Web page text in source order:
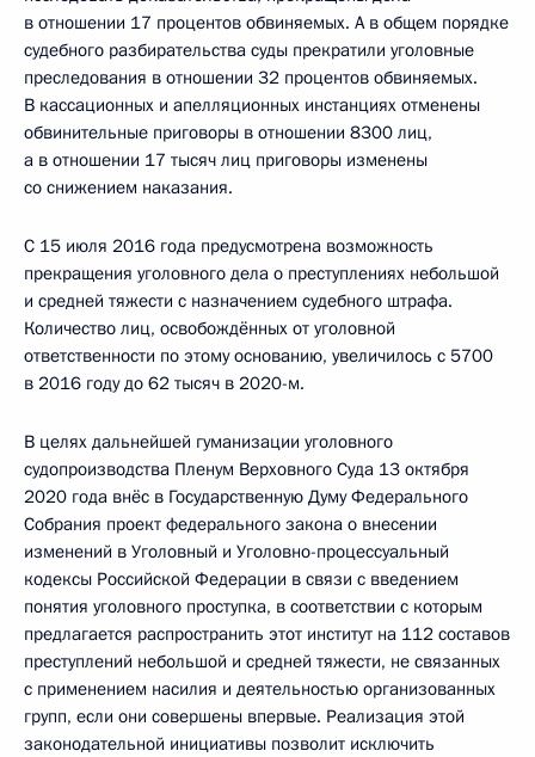
в отношении 17 процентов обвиняемых. А в общем порядке
судебного разбирательства суды прекратили уголовные
преследования в отношении 32 процентов обвиняемых.
В кассационных и апелляционных инстанциях отменены
обвинительные приговоры в отношении 8300 лиц,
а в отношении 17 тысяч лиц приговоры изменены
со снижением наказания.
С 15 июля 2016 года предусмотрена возможность
прекращения уголовного дела о преступлениях небольшой
и средней тяжести с назначением судебного штрафа.
Количество лиц, освобождённых от уголовной
ответственности по этому основанию, увеличилось с 5700
в 2016 году до 62 тысяч в 2020-м.
В целях дальнейшей гуманизации уголовного
судопроизводства Пленум Верховного Суда 13 октября
2020 года внёс в Государственную Думу Федерального
Собрания проект федерального закона о внесении
изменений в Уголовный и Уголовно-процессуальный
кодексы Российской Федерации в связи с введением
понятия уголовного проступка, в соответствии с которым
предлагается распространить этот институт на 112 составов
преступлений небольшой и средней тяжести, не связанных
с применением насилия и деятельностью организованных
групп, если они совершены впервые. Реализация этой
законодательной инициативы позволит исключить